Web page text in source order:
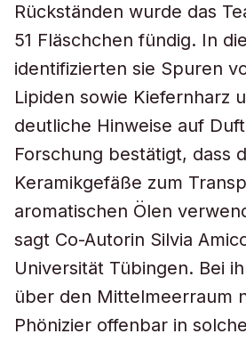
Rückständen wurde das
51 Fläschchen fündig. In
identifizierten sie Spuren
Lipiden sowie Kiefernharz
deutliche Hinweise auf
Forschung bestätigt, dass
Keramikgefäße zum
aromatischen Ölen
sagt Co-Autorin Silvia
Universität Tübingen. Bei
über den Mittelmeerraum
Phönizier offenbar in